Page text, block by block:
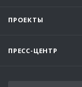
ПРОЕКТЫ
ПРЕСС-ЦЕНТР